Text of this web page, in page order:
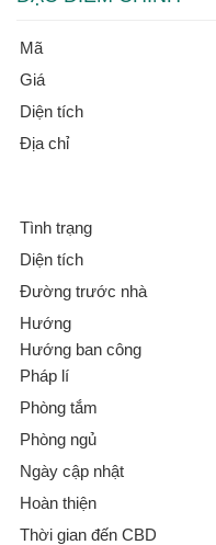
Mã
Giá
Diện tích
Địa chỉ
Tình trạng
Diện tích
Đường trước nhà
Hướng
Hướng ban công
Pháp lí
Phòng tắm
Phòng ngủ
Ngày cập nhật
Hoàn thiện
Thời gian đến CBD